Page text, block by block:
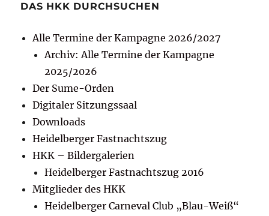
DAS HKK DURCHSUCHEN
Alle Termine der Kampagne 2026/2027
Archiv: Alle Termine der Kampagne
2025/2026
Der Sume-Orden
Digitaler Sitzungssaal
Downloads
Heidelberger Fastnachtszug
HKK – Bildergalerien
Heidelberger Fastnachtszug 2016
Mitglieder des HKK
Heidelberger Carneval Club „Blau-Weiß“